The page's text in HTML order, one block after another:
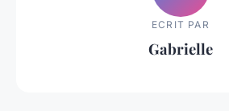
ECRIT PAR
Gabrielle